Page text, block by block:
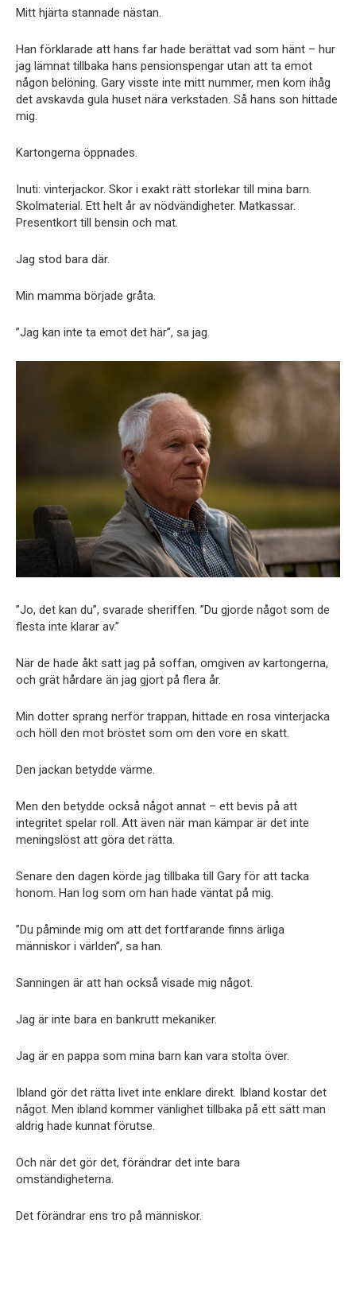
Mitt hjärta stannade nästan.
Han förklarade att hans far hade berättat vad som hänt – hur
jag lämnat tillbaka hans pensionspengar utan att ta emot
någon belöning. Gary visste inte mitt nummer, men kom ihåg
det avskavda gula huset nära verkstaden. Så hans son hittade
mig.
Kartongerna öppnades.
Inuti: vinterjackor. Skor i exakt rätt storlekar till mina barn.
Skolmaterial. Ett helt år av nödvändigheter. Matkassar.
Presentkort till bensin och mat.
Jag stod bara där.
Min mamma började gråta.
”Jag kan inte ta emot det här”, sa jag.
”Jo, det kan du”, svarade sheriffen. ”Du gjorde något som de
flesta inte klarar av.”
När de hade åkt satt jag på soffan, omgiven av kartongerna,
och grät hårdare än jag gjort på flera år.
Min dotter sprang nerför trappan, hittade en rosa vinterjacka
och höll den mot bröstet som om den vore en skatt.
Den jackan betydde värme.
Men den betydde också något annat – ett bevis på att
integritet spelar roll. Att även när man kämpar är det inte
meningslöst att göra det rätta.
Senare den dagen körde jag tillbaka till Gary för att tacka
honom. Han log som om han hade väntat på mig.
”Du påminde mig om att det fortfarande finns ärliga
människor i världen”, sa han.
Sanningen är att han också visade mig något.
Jag är inte bara en bankrutt mekaniker.
Jag är en pappa som mina barn kan vara stolta över.
Ibland gör det rätta livet inte enklare direkt. Ibland kostar det
något. Men ibland kommer vänlighet tillbaka på ett sätt man
aldrig hade kunnat förutse.
Och när det gör det, förändrar det inte bara
omständigheterna.
Det förändrar ens tro på människor.